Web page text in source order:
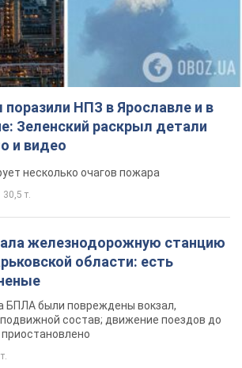
НПЗ в Ярославле и в
Зеленский раскрыл детали
и видео
несколько очагов пожара
30,5 т.
железнодорожную станцию
области: есть
БПЛА были повреждены вокзал,
состав; движение поездов до